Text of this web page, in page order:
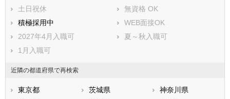
秩父郡長瀞町
秩父郡東秩父村
児玉郡美里町
児玉郡神川町
児玉郡上里町
大里郡寄居町
土日祝休
無資格 OK
積極採用中
WEB面接OK
2027年4月入職可
夏～秋入職可
1月入職可
近隣の都道府県で再検索
東京都 茨城県
神奈川県